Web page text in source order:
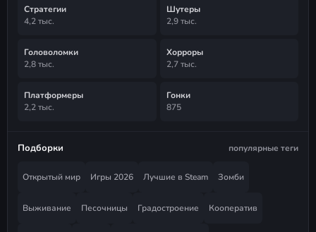
Стратегии
4,2 тыс.
Шутеры
2,9 тыс.
Головоломки
2,8 тыс.
Хорроры
2,7 тыс.
Платформеры
2,2 тыс.
Гонки
875
Подборки популярные теги
Открытый мир Игры 2026 Лучшие в Steam Зомби
Выживание Песочницы Градостроение Кооператив